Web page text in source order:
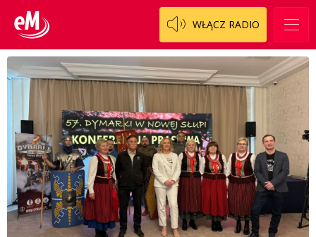
WŁĄCZ RADIO